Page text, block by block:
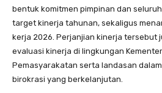
bentuk komitmen pimpinan dan
target kinerja tahunan, sekaligus
kerja 2026. Perjanjian kinerja tersebut
evaluasi kinerja di lingkungan
Pemasyarakatan serta landasan
birokrasi yang berkelanjutan.